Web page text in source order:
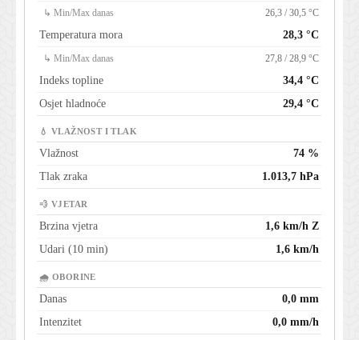
↳ Min/Max danas 26,3 / 30,5 °C
Temperatura mora 28,3 °C
↳ Min/Max danas 27,8 / 28,9 °C
Indeks topline
34,4 °C
Osjet hladnoće
29,4 °C
💧 VLAŽNOST I TLAK
Vlažnost
74 %
Tlak zraka
1.013,7 hPa
💨 VJETAR
Brzina vjetra
1,6 km/h Z
Udari (10 min)
1,6 km/h
🌧 OBORINE
Danas
0,0 mm
Intenzitet
0,0 mm/h